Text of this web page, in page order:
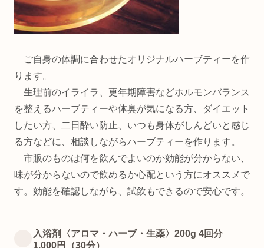
ご自身の体調に合わせたオリジナルハーブティーを作
ります。
生理前のイライラ、更年期障害などホルモンバランス
を整えるハーブティーや体臭が気になる方、ダイエット
したい方、二日酔い防止、いつも身体がしんどいと感じ
る方などに、相談しながらハーブティーを作ります。
市販のものは何を飲んでよいのか効能が分からない、
味が分からないので飲めるか心配という方にオススメで
す。効能を確認しながら、試飲もできるので安心です。
入浴剤〈アロマ・ハーブ・生薬〉200g 4回分
1,000円（30分）